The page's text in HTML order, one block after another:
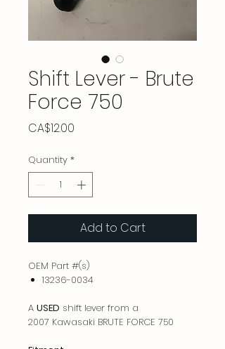
Shift Lever - Brute
Force 750
CA$12.00
Quantity *
Add to Cart
OEM Part #(s)
13236-0034
A USED shift lever from a
2007 Kawasaki BRUTE FORCE 750